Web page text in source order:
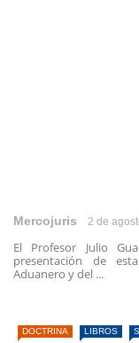
Mercojuris 2 de
El Profesor Julio
presentación de
Aduanero y del ...
DOCTRINA LIBROS